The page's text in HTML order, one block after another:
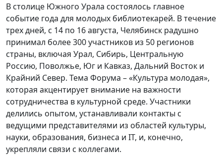
В столице Южного Урала состоялось главное
событие года для молодых библиотекарей. В течение
трех дней, с 14 по 16 августа, Челябинск радушно
принимал более 300 участников из 50 регионов
страны, включая Урал, Сибирь, Центральную
Россию, Поволжье, Юг и Кавказ, Дальний Восток и
Крайний Север. Тема Форума – «Культура молодая»,
которая акцентирует внимание на важности
сотрудничества в культурной среде. Участники
делились опытом, устанавливали контакты с
ведущими представителями из областей культуры,
науки, образования, бизнеса и IT, и, конечно,
укрепляли связи с коллегами.